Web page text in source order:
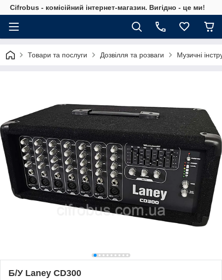
Cifrobus - комiсiйний iнтернет-магазин. Вигiдно - це ми!
Товари та послуги Дозвілля та розваги Музичні
Б/У Laney CD300